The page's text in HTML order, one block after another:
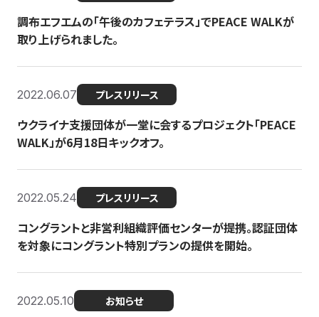
調布エフエムの「午後のカフェテラス」でPEACE WALKが
取り上げられました。
2022.06.07 プレスリリース
ウクライナ支援団体が一堂に会するプロジェクト「PEACE
WALK」が6月18日キックオフ。
2022.05.24 プレスリリース
コングラントと非営利組織評価センターが提携。認証団体
を対象にコングラント特別プランの提供を開始。
2022.05.10 お知らせ